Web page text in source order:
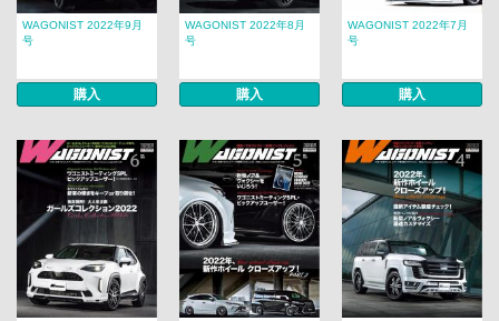
WAGONIST 2022年9月
号
購入
WAGONIST 2022年8月
号
購入
WAGONIST 2022年7月
号
購入